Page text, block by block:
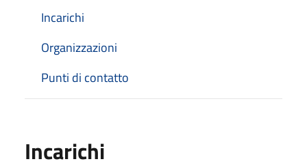
Incarichi
Organizzazioni
Punti di contatto
Incarichi